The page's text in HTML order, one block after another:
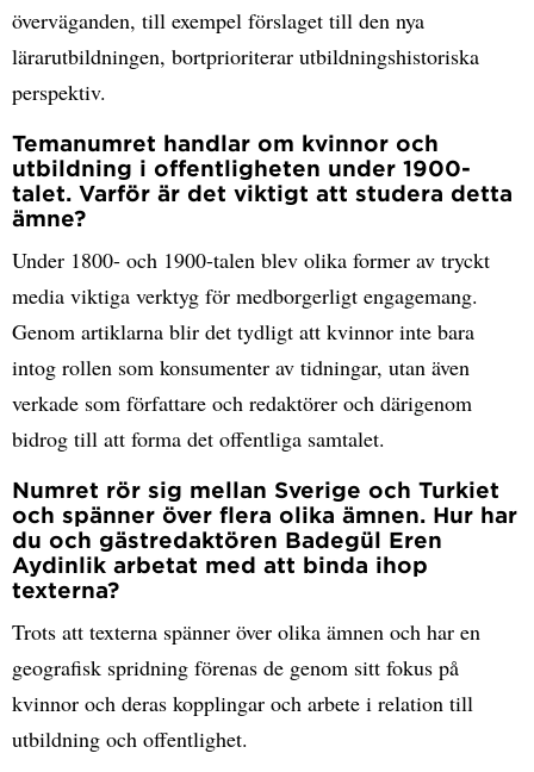
överväganden, till exempel förslaget till den nya
lärarutbildningen, bortprioriterar utbildningshistoriska
perspektiv.
Temanumret handlar om kvinnor och
utbildning i offentligheten under 1900-
talet. Varför är det viktigt att studera detta
ämne?
Under 1800- och 1900-talen blev olika former av tryckt
media viktiga verktyg för medborgerligt engagemang.
Genom artiklarna blir det tydligt att kvinnor inte bara
intog rollen som konsumenter av tidningar, utan även
verkade som författare och redaktörer och därigenom
bidrog till att forma det offentliga samtalet.
Numret rör sig mellan Sverige och Turkiet
och spänner över flera olika ämnen. Hur har
du och gästredaktören Badegül Eren
Aydinlik arbetat med att binda ihop
texterna?
Trots att texterna spänner över olika ämnen och har en
geografisk spridning förenas de genom sitt fokus på
kvinnor och deras kopplingar och arbete i relation till
utbildning och offentlighet.